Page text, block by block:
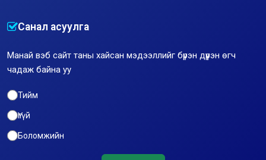
Санал асуулга
Манай вэб сайт таны хайсан мэдээллийг бүрэн дүүрэн өгч
чадаж байна уу
Тийм
Үгүй
Боломжийн